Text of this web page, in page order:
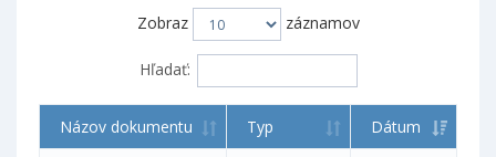
Zobraz záznamov
Hľadať:
Názov dokumentu Typ
Dátum